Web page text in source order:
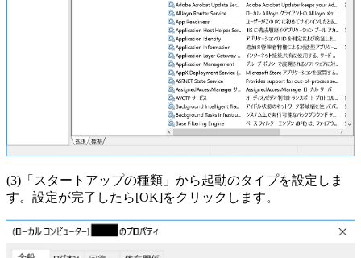
(3)「スタートアップの種類」から起動のタイプを設定しま
す。設定が完了したら[OK]をクリックします。